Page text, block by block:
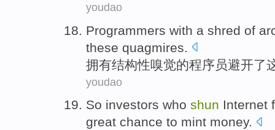
youdao
Programmers with a shred of
these quagmires
拥有结构性嗅觉的程序员避开了
youdao
So investors who shun Internet
great chance to mint money.